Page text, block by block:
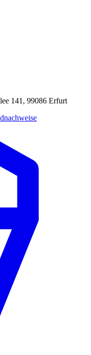
141 , 99086 Erfurt